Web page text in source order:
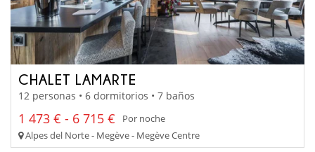
CHALET LAMARTE
12 personas • 6 dormitorios • 7 baños
1 473 € - 6 715 €
Por noche
Alpes del Norte - Megève - Megève Centre